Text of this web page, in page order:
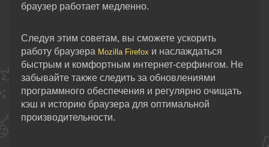
браузер работает медленно.
Следуя этим советам, вы сможете ускорить
работу браузера Mozilla Firefox и наслаждаться
быстрым и комфортным интернет-серфингом. Не
забывайте также следить за обновлениями
программного обеспечения и регулярно очищать
кэш и историю браузера для оптимальной
производительности.